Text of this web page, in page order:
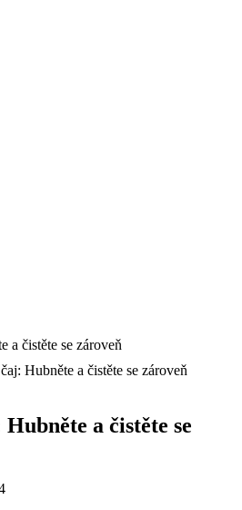
Hubněte a čistěte se zároveň
a čistěte se